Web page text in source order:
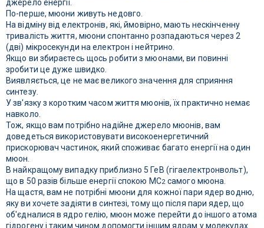
джерело енергії.
По-перше, мюони живуть недовго.
На відміну від електронів, які, ймовірно, мають нескінченну
тривалість життя, мюони спонтанно розпадаються через 2
(дві) мікросекунди на електрон і нейтрино.
Якщо ви збираєтесь щось робити з мюонами, ви повинні
зробити це дуже швидко.
Виявляється, це не має великого значення для сприяння
синтезу.
У зв'язку з коротким часом життя мюонів, їх практично немає
навколо.
Тож, якщо вам потрібно надійне джерело мюонів, вам
доведеться використовувати високоенергетичний
прискорювач частинок, який споживає багато енергії на один
мюон.
В найкращому випадку приблизно 5 ГеВ (гігаелектронвольт),
що в 50 разів більше енергії спокою МС2 самого мюона.
На щастя, вам не потрібні мюони для кожної пари ядер водню,
яку ви хочете задіяти в синтезі, тому що після пари ядер, що
об'єдналися в ядро гелію, мюон може перейти до іншого атома
гідрогену і таким чином допомогти іншим ядрам у молекулах